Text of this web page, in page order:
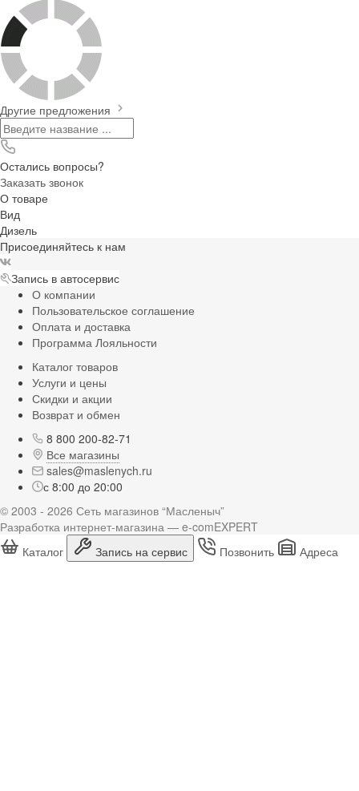
Другие предложения
Остались вопросы?
Заказать звонок
О товаре
Вид
Дизель
Присоединяйтесь к нам
Запись в автосервис
О компании
Пользовательское соглашение
Оплата и доставка
Программа Лояльности
Каталог товаров
Услуги и цены
Скидки и акции
Возврат и обмен
8 800 200-82-71
Все магазины
sales@maslenych.ru
с 8:00 до 20:00
© 2003 - 2026 Сеть магазинов “Масленыч”
Разработка интернет-магазина — e-comEXPERT
Каталог
Запись на сервис Позвонить Адреса